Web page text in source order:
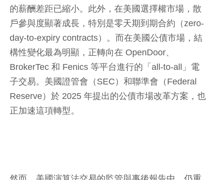
的薪酬差距已縮小。此外，在美國選擇權市場，散
戶參與度顯著成長，特別是零天期到期合約（zero-
day-to-expiry contracts）。而在美國公債市場，結
構性變化最為明顯，正轉向在 OpenDoor、
BrokerTec 和 Fenics 等平台進行的「all-to-all」電
子交易。美國證管會（SEC）和聯準會（Federal
Reserve）於 2025 年提出的公債市場改革方案，也
正加速這項轉型。